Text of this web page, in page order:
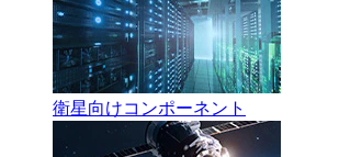
衛星向けコンポーネント